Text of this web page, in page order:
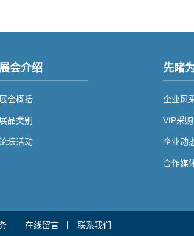
展会介绍
展会概括
展品类别
坛活动
先睹
企业风
VIP采购
企业动
合作媒
在线留言 联系我们